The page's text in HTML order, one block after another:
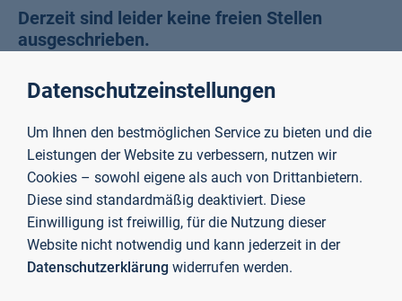
Derzeit sind leider keine freien Stellen
ausgeschrieben.
Technische Hochschule
Aschaffenburg
University of Applied Sciences
Datenschutzeinstellungen
Um Ihnen den bestmöglichen Service zu bieten und die
Leistungen der Website zu verbessern, nutzen wir
Cookies – sowohl eigene als auch von Drittanbietern.
Diese sind standardmäßig deaktiviert. Diese
Einwilligung ist freiwillig, für die Nutzung dieser
Website nicht notwendig und kann jederzeit in der
Datenschutzerklärung widerrufen werden.